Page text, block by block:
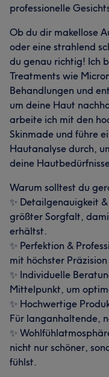
professionelle
Ob du dir makellose
oder eine strahlend
du genau richtig! Ich
Treatments wie
Behandlungen und
um deine Haut
arbeite ich mit den
Skinmade und führe
Hautanalyse durch,
deine
Warum solltest du
✨ Detailgenauigkeit
größter Sorgfalt,
erhältst.
✨ Perfektion &
mit höchster
✨ Individuelle
Mittelpunkt, um
✨ Hochwertige
Für langanhaltende,
✨
nicht nur schöner,
fühlst.